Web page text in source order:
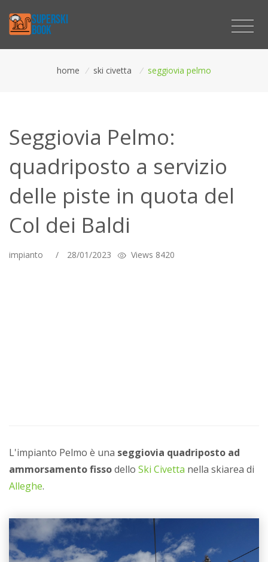
home / ski civetta / seggiovia pelmo
Seggiovia Pelmo:
quadriposto a servizio
delle piste in quota del
Col dei Baldi
impianto / 28/01/2023 Views 8420
L'impianto Pelmo è una seggiovia quadriposto ad
ammorsamento fissodello Ski Civetta nella skiarea di
Alleghe.